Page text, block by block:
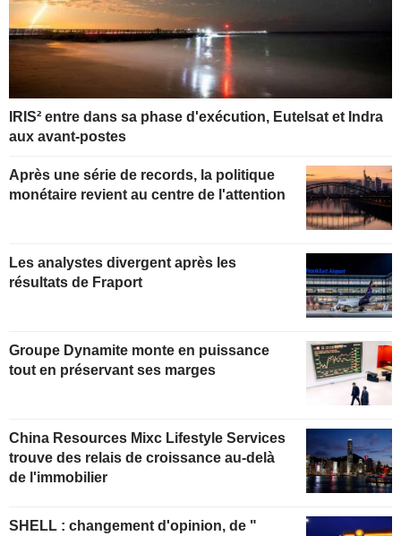
IRIS² entre dans sa phase d'exécution, Eutelsat et Indra
aux avant-postes
Après une série de records, la politique
monétaire revient au centre de l'attention
Les analystes divergent après les
résultats de Fraport
Groupe Dynamite monte en puissance
tout en préservant ses marges
China Resources Mixc Lifestyle Services
trouve des relais de croissance au-delà
de l'immobilier
SHELL : changement d'opinion, de "